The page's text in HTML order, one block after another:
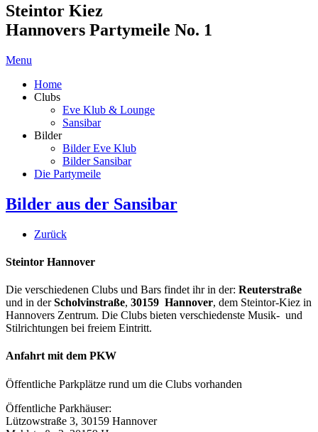
Steintor Kiez
Hannovers Partymeile No. 1
Menu
Home
Clubs
Eve Klub & Lounge
Sansibar
Bilder
Bilder Eve Klub
Bilder Sansibar
Die Partymeile
Bilder aus der Sansibar
Zurück
Steintor Hannover
Die verschiedenen Clubs und Bars findet ihr in der: Reuterstraße
und in derScholvinstraße, 30159 Hannover, dem Steintor-Kiez in
Hannovers Zentrum. Die Clubs bieten verschiedenste Musik- und
Stilrichtungen bei freiem Eintritt.
Anfahrt mit dem PKW
Öffentliche Parkplätze rund um die Clubs vorhanden
Öffentliche Parkhäuser:
Lützowstraße 3, 30159 Hannover